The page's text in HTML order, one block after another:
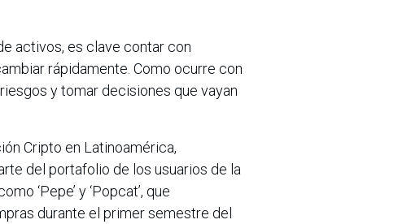
activos, es clave contar con
rápidamente. Como ocurre con
y tomar decisiones que vayan
Cripto en Latinoamérica,
del portafolio de los usuarios de la
‘Pepe’ y ‘Popcat’, que
durante el primer semestre del